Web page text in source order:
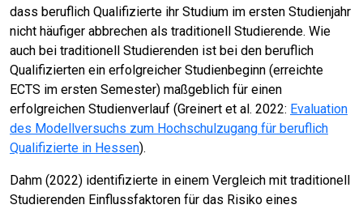
dass beruflich Qualifizierte ihr Studium im ersten Studienjahr
nicht häufiger abbrechen als traditionell Studierende. Wie
auch bei traditionell Studierenden ist bei den beruflich
Qualifizierten ein erfolgreicher Studienbeginn (erreichte
ECTS im ersten Semester) maßgeblich für einen
erfolgreichen Studienverlauf (Greinert et al. 2022: Evaluation
des Modellversuchs zum Hochschulzugang für beruflich
Qualifizierte in Hessen).
Dahm (2022) identifizierte in einem Vergleich mit traditionell
Studierenden Einflussfaktoren für das Risiko eines